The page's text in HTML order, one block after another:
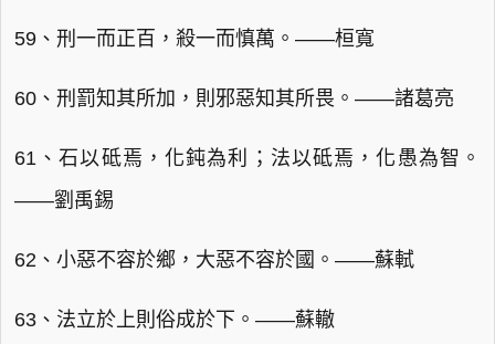
59、刑一而正百，殺一而慎萬。——桓寬
60、刑罰知其所加，則邪惡知其所畏。——諸葛亮
61、石以砥焉，化鈍為利；法以砥焉，化愚為智。
——劉禹錫
62、小惡不容於鄉，大惡不容於國。——蘇軾
63、法立於上則俗成於下。——蘇轍